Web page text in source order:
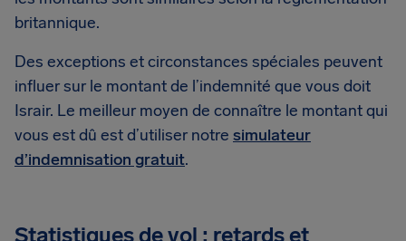
britannique.
Des exceptions et circonstances spéciales peuvent
influer sur le montant de l’indemnité que vous doit
Israir. Le meilleur moyen de connaître le montant qui
vous est dû est d’utiliser notre simulateur
d’indemnisation gratuit.
Statistiques de vol : retards et